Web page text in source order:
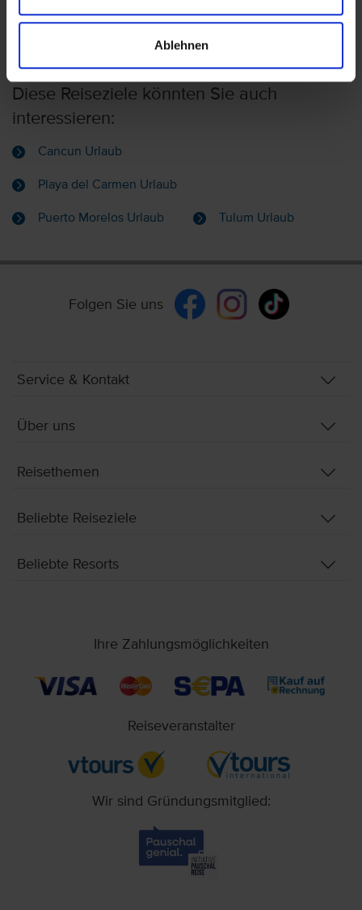
Ablehnen
Yucatan
Diese Reiseziele könnten Sie auch
interessieren:
Cancun Urlaub
Playa del Carmen Urlaub
Puerto Morelos Urlaub Tulum Urlaub
Folgen Sie uns
Service & Kontakt
Über uns
Reisethemen
Beliebte Reiseziele
Beliebte Resorts
Ihre Zahlungsmöglichkeiten
Reiseveranstalter
Wir sind Gründungsmitglied: